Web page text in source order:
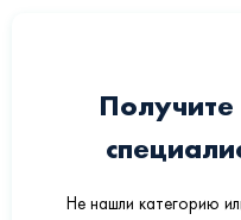
Получите
Не нашли категорию